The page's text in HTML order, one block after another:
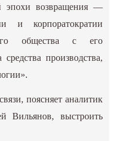
эпохи возвращения —
и корпоратократии
общества с его
производства,
поясняет аналитик
Вильянов, выстроить